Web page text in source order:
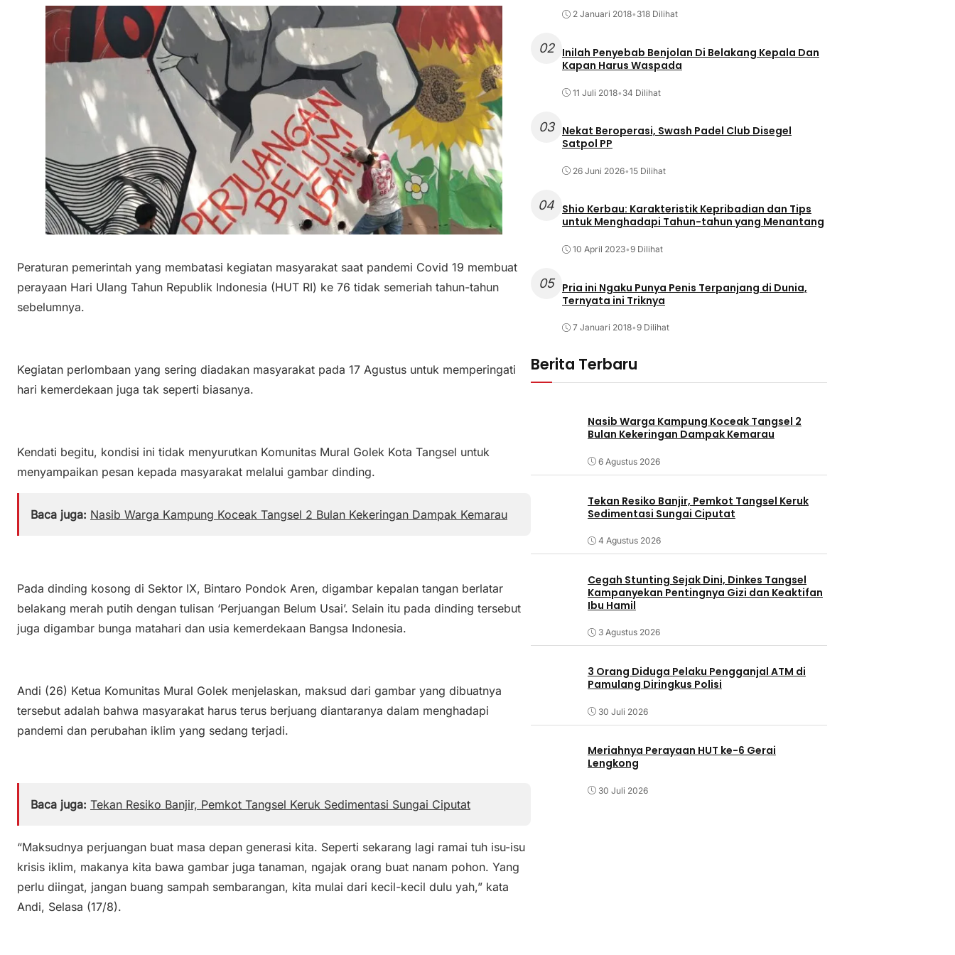
Peraturan pemerintah yang membatasi kegiatan masyarakat saat pandemi Covid 19 membuat
perayaan Hari Ulang Tahun Republik Indonesia (HUT RI) ke 76 tidak semeriah tahun-tahun
sebelumnya.
Kegiatan perlombaan yang sering diadakan masyarakat pada 17 Agustus untuk memperingati
hari kemerdekaan juga tak seperti biasanya.
Kendati begitu, kondisi ini tidak menyurutkan Komunitas Mural Golek Kota Tangsel untuk
menyampaikan pesan kepada masyarakat melalui gambar dinding.
Baca juga: Nasib Warga Kampung Koceak Tangsel 2 Bulan Kekeringan Dampak Kemarau
Pada dinding kosong di Sektor IX, Bintaro Pondok Aren, digambar kepalan tangan berlatar
belakang merah putih dengan tulisan ‘Perjuangan Belum Usai’. Selain itu pada dinding tersebut
juga digambar bunga matahari dan usia kemerdekaan Bangsa Indonesia.
Andi (26) Ketua Komunitas Mural Golek menjelaskan, maksud dari gambar yang dibuatnya
tersebut adalah bahwa masyarakat harus terus berjuang diantaranya dalam menghadapi
pandemi dan perubahan iklim yang sedang terjadi.
Baca juga: Tekan Resiko Banjir, Pemkot Tangsel Keruk Sedimentasi Sungai Ciputat
“Maksudnya perjuangan buat masa depan generasi kita. Seperti sekarang lagi ramai tuh isu-isu
krisis iklim, makanya kita bawa gambar juga tanaman, ngajak orang buat nanam pohon. Yang
perlu diingat, jangan buang sampah sembarangan, kita mulai dari kecil-kecil dulu yah,” kata
Andi, Selasa (17/8).
2 Januari 2018• 318 Dilihat
02
Inilah Penyebab Benjolan Di Belakang Kepala Dan
Kapan Harus Waspada
11 Juli 2018• 34 Dilihat
03
Nekat Beroperasi, Swash Padel Club Disegel
Satpol PP
26 Juni 2026•15 Dilihat
04 Shio Kerbau: Karakteristik Kepribadian dan Tips
untuk Menghadapi Tahun-tahun yang Menantang
10 April 2023•9 Dilihat
05
Pria ini Ngaku Punya Penis Terpanjang di Dunia,
Ternyata ini Triknya
7 Januari 2018•9 Dilihat
Berita Terbaru
Nasib Warga Kampung Koceak Tangsel 2
Bulan Kekeringan Dampak Kemarau
6 Agustus 2026
Tekan Resiko Banjir, Pemkot Tangsel Keruk
Sedimentasi Sungai Ciputat
4 Agustus 2026
Cegah Stunting Sejak Dini, Dinkes Tangsel
Kampanyekan Pentingnya Gizi dan Keaktifan
Ibu Hamil
3 Agustus 2026
3 Orang Diduga Pelaku Pengganjal ATM di
Pamulang Diringkus Polisi
30 Juli 2026
Meriahnya Perayaan HUT ke-6 Gerai
Lengkong
30 Juli 2026